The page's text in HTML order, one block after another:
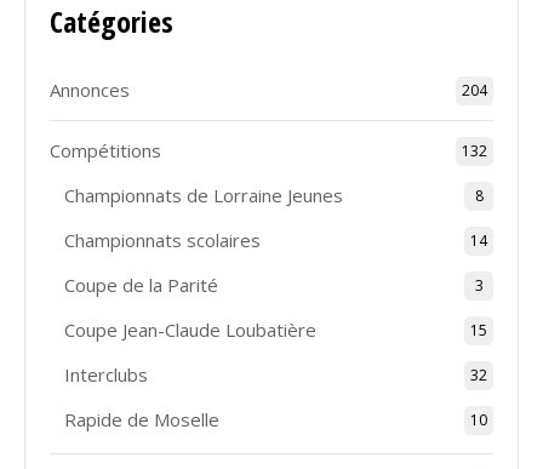
Catégories
Annonces 204
Compétitions 132
Championnats de Lorraine Jeunes 8
Championnats scolaires 14
Coupe de la Parité 3
Coupe Jean-Claude Loubatière 15
Interclubs 32
Rapide de Moselle 10